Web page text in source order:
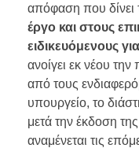
απόφαση που δίνει
έργο και στους
ειδικευόμενους
ανοίγει εκ νέου
από τους
υπουργείο, το
μετά την έκδοση
αναμένεται τις